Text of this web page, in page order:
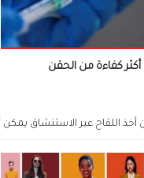
أكثر كفاءة من الحقن
أخذ اللقاح عبر الاستنشاق يمكن